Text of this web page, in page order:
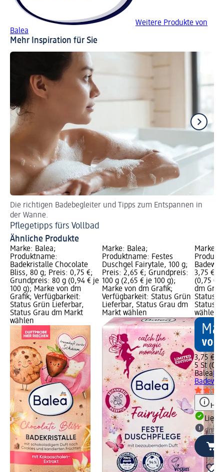
Weitere Produkte von
Balea
Mehr Inspiration für Sie
Die richtigen Badebegleiter und Tipps zum Entspannen in
der Wanne.
Pflegetipps fürs Vollbad
Ähnliche Produkte
Marke: Balea;
Produktname:
Badekristalle Chocolate
Bliss, 80 g; Preis: 0,75 €;
Grundpreis: 80 g (0,94 € je
100 g); Marke von dm
Grafik; Verfügbarkeit:
Status Grün Lieferbar,
Status Grau dm Markt
wählen
Marke: Balea;
Produktname: Festes
Duschgel Fairytale, 100 g;
Preis: 2,65 €; Grundpreis:
100 g (2,65 € je 100 g);
Marke von dm Grafik;
Verfügbarkeit: Status Grün
Lieferbar, Status Grau dm
Markt wählen
Marke:
3,75 €;
(0,75 €
dm
Status
Status
wählen
3,75 €
5 St
Balea
dm